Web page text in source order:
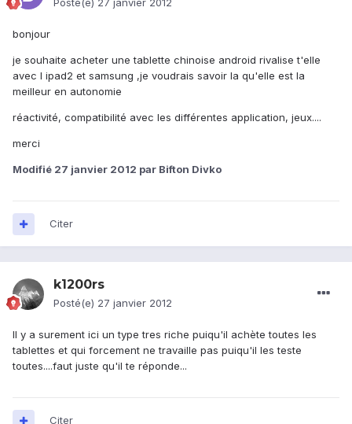
Posté(e) 27 janvier 2012
bonjour
je souhaite acheter une tablette chinoise android rivalise t'elle
avec l ipad2 et samsung ,je voudrais savoir la qu'elle est la
meilleur en autonomie
réactivité, compatibilité avec les différentes application, jeux....
merci
Modifié 27 janvier 2012 par Bifton Divko
Citer
k1200rs
Posté(e) 27 janvier 2012
Il y a surement ici un type tres riche puiqu'il achète toutes les
tablettes et qui forcement ne travaille pas puiqu'il les teste
toutes....faut juste qu'il te réponde...
Citer